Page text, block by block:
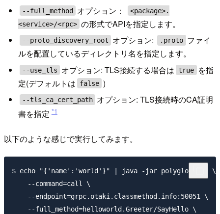
--full_method オプション：
<package>.
<service>/<rpc> の形式でAPIを指定します。
--proto_discovery_root オプション: .proto ファイ
ルを配置しているディレクトリ名を指定します。
--use_tls オプション: TLS接続する場合は true
を指
定(デフォルトは
false )
--tls_ca_cert_path オプション: TLS接続時のCA証明
書を指定*1
以下のような感じで実行してみます。
$ echo "{'name':'world'}" | java -jar polyglot.jar \
    --command=call \
    --endpoint=grpc.otaki.classmethod.info:50051 \
    --full_method=helloworld.Greeter/SayHello \